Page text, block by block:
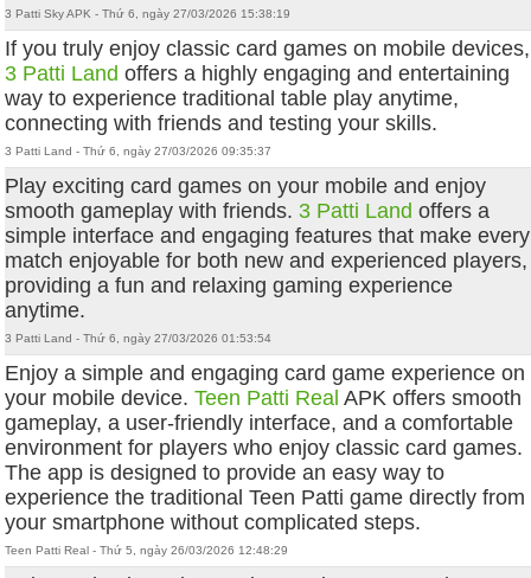
3 Patti Sky APK - Thứ 6, ngày 27/03/2026 15:38:19
If you truly enjoy classic card games on mobile devices,
3 Patti Land offers a highly engaging and entertaining
way to experience traditional table play anytime,
connecting with friends and testing your skills.
3 Patti Land - Thứ 6, ngày 27/03/2026 09:35:37
Play exciting card games on your mobile and enjoy
smooth gameplay with friends. 3 Patti Land offers a
simple interface and engaging features that make every
match enjoyable for both new and experienced players,
providing a fun and relaxing gaming experience
anytime.
3 Patti Land - Thứ 6, ngày 27/03/2026 01:53:54
Enjoy a simple and engaging card game experience on
your mobile device.Teen Patti Real APK offers smooth
gameplay, a user-friendly interface, and a comfortable
environment for players who enjoy classic card games.
The app is designed to provide an easy way to
experience the traditional Teen Patti game directly from
your smartphone without complicated steps.
Teen Patti Real - Thứ 5, ngày 26/03/2026 12:48:29